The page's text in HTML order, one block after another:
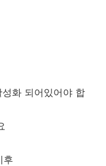
화 되어있어야 합
후